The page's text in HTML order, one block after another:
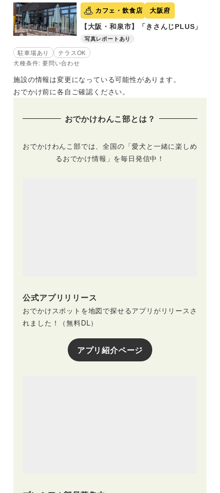
カフェ・飲食店 大阪府
【大阪・和泉市】「きさんじPLUS」
写真レポートあり
駐車場あり
テラスOK
犬種条件: 要問い合わせ
施設の情報は変更になっている可能性があります。
おでかけ前に各自ご確認ください。
おでかけわんこ部とは？
おでかけわんこ部では、全国の「愛犬と一緒に楽しめ
るおでかけ情報」を毎日発信中！
公式アプリリリース
おでかけスポットを地図で探せるアプリがリリースさ
れました！（無料DL）
アプリ紹介ページ